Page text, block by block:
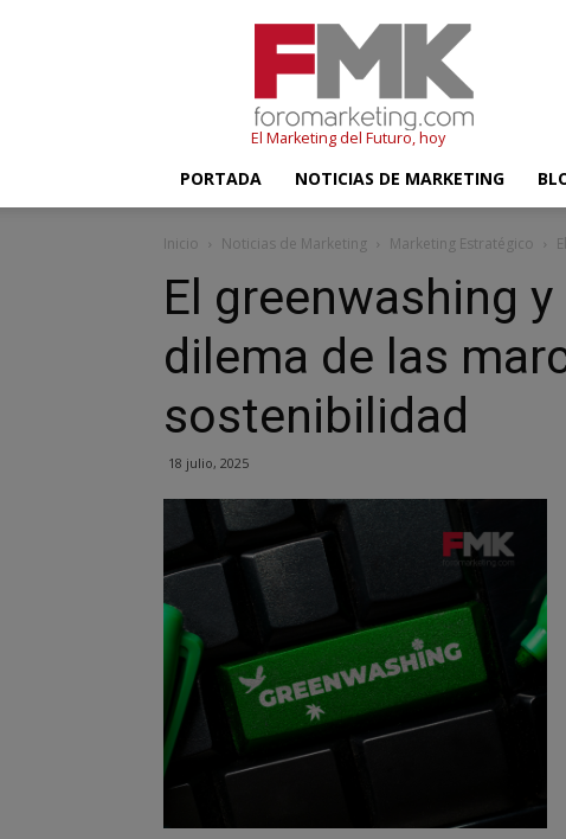
El Marketing del Futuro, hoy
PORTADA NOTICIAS DE MARKETING
Inicio Noticias de Marketing Marketing Estratégico
El greenwashing
dilema de las
sostenibilidad
18 julio, 2025